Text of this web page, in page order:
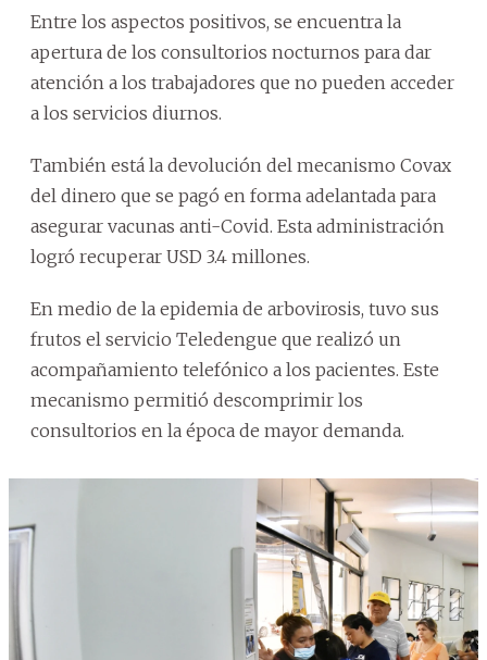
Entre los aspectos positivos, se encuentra la
apertura de los consultorios nocturnos para dar
atención a los trabajadores que no pueden acceder
a los servicios diurnos.
También está la devolución del mecanismo Covax
del dinero que se pagó en forma adelantada para
asegurar vacunas anti-Covid. Esta administración
logró recuperar USD 3.4 millones.
En medio de la epidemia de arbovirosis, tuvo sus
frutos el servicio Teledengue que realizó un
acompañamiento telefónico a los pacientes. Este
mecanismo permitió descomprimir los
consultorios en la época de mayor demanda.